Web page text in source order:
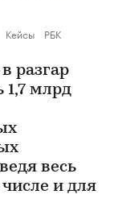
Кейсы РБК
разгар
1,7 млрд
весь
и для